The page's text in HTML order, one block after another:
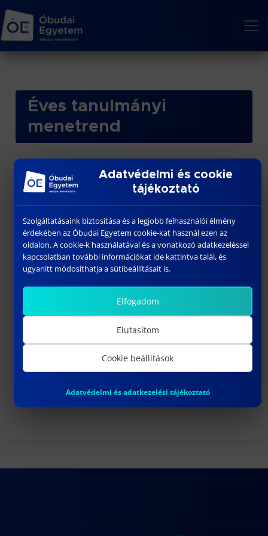
Éves tanulmányi
menetrend
Emellett:
Komplex vizsga időpontja: 2026.06.25.
A féléves beszámolók megtartására május 26-án
és 27-én kerül sor.
TOVÁBBI LINKEK
Doktori védések
Adatvédelmi és cookie
tájékoztató
Szolgáltatásaink biztosítása és a legjobb felhasználói élmény
érdekében az Óbudai Egyetem cookie-kat használ ezen az
oldalon. A cookie-k használatával és a vonatkozó adatkezeléssel
kapcsolatban további információkat ide kattintva talál, és
ugyanitt módosíthatja a sütibeállításait is.
Elfogadom
Elutasítom
Cookie beállítások
Adatvédelmi és adatkezelési tájékoztató